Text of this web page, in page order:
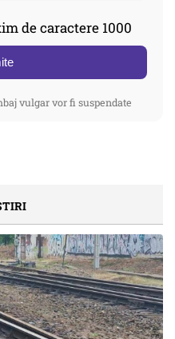
de caractere 1000
vulgar vor fi suspendate